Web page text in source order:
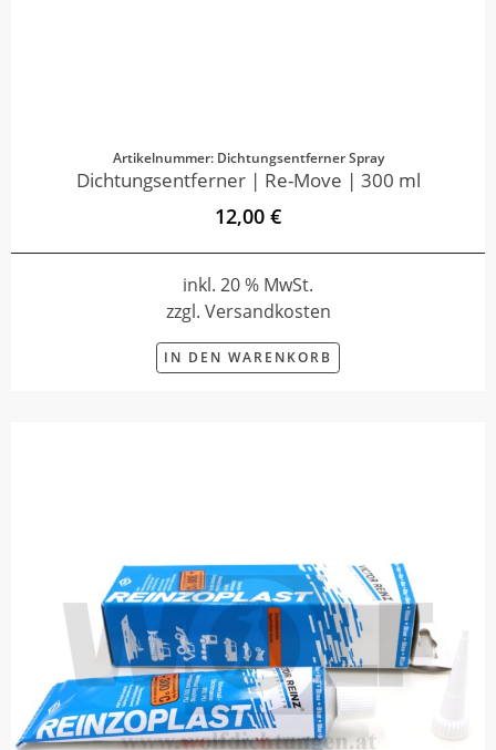
Artikelnummer: Dichtungsentferner Spray
Dichtungsentferner | Re-Move | 300 ml
12,00 €
inkl. 20 % MwSt.
zzgl. Versandkosten
IN DEN WARENKORB